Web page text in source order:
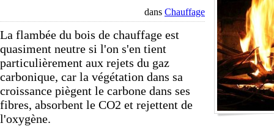
dans Chauffage
La flambée du bois de chauffage est
quasiment neutre si l'on s'en tient
particulièrement aux rejets du gaz
carbonique, car la végétation dans sa
croissance piègent le carbone dans ses
fibres, absorbent le CO2 et rejettent de
l'oxygène.